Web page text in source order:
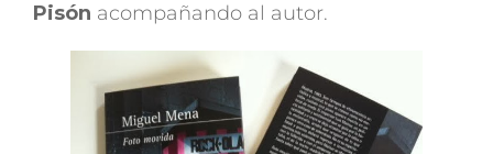
Pisón acompañando al autor.